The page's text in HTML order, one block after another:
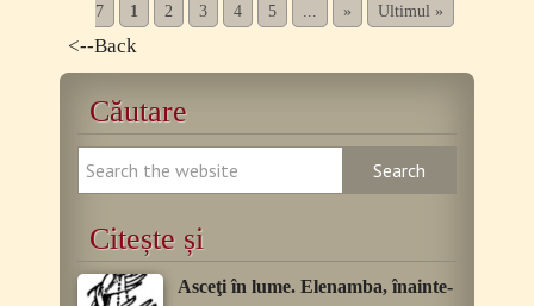
7
1 2 3 4 5 » Ultimul »
<--Back
Căutare
Citește și
Asceţi în lume. Elenamba, înainte-